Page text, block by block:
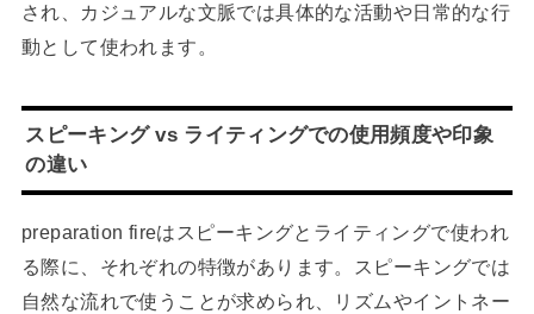
され、カジュアルな文脈では具体的な活動や日常的な行
動として使われます。
スピーキング vs ライティングでの使用頻度や印象
の違い
preparation fireはスピーキングとライティングで使われ
る際に、それぞれの特徴があります。スピーキングでは
自然な流れで使うことが求められ、リズムやイントネー